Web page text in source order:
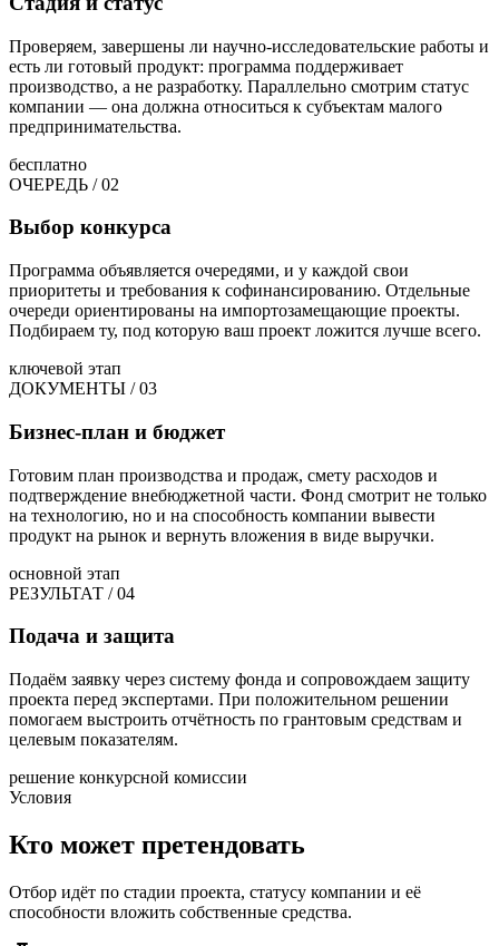
Проверяем, завершены ли научно-исследовательские работы и
есть ли готовый продукт: программа поддерживает
производство, а не разработку. Параллельно смотрим статус
компании — она должна относиться к субъектам малого
предпринимательства.
бесплатно
ОЧЕРЕДЬ / 02
Выбор конкурса
Программа объявляется очередями, и у каждой свои
приоритеты и требования к софинансированию. Отдельные
очереди ориентированы на импортозамещающие проекты.
Подбираем ту, под которую ваш проект ложится лучше всего.
ключевой этап
ДОКУМЕНТЫ / 03
Бизнес-план и бюджет
Готовим план производства и продаж, смету расходов и
подтверждение внебюджетной части. Фонд смотрит не только
на технологию, но и на способность компании вывести
продукт на рынок и вернуть вложения в виде выручки.
основной этап
РЕЗУЛЬТАТ / 04
Подача и защита
Подаём заявку через систему фонда и сопровождаем защиту
проекта перед экспертами. При положительном решении
помогаем выстроить отчётность по грантовым средствам и
целевым показателям.
решение конкурсной комиссии
Условия
Кто может претендовать
Отбор идёт по стадии проекта, статусу компании и её
способности вложить собственные средства.